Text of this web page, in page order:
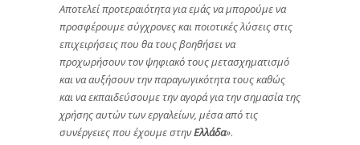
Αποτελεί προτεραιότητα για εμάς να μπορούμε να
προσφέρουμε σύγχρονες και ποιοτικές λύσεις στις
επιχειρήσεις που θα τους βοηθήσει να
προχωρήσουν τον ψηφιακό τους μετασχηματισμό
και να αυξήσουν την παραγωγικότητα τους καθώς
και να εκπαιδεύσουμε την αγορά για την σημασία της
χρήσης αυτών των εργαλείων, μέσα από τις
συνέργειες που έχουμε στηνΕλλάδα».